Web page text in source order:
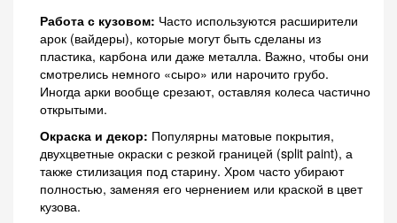
Работа с кузовом: Часто используются расширители
арок (вайдеры), которые могут быть сделаны из
пластика, карбона или даже металла. Важно, чтобы они
смотрелись немного «сыро» или нарочито грубо.
Иногда арки вообще срезают, оставляя колеса частично
открытыми.
Окраска и декор: Популярны матовые покрытия,
двухцветные окраски с резкой границей (split paint), а
также стилизация под старину. Хром часто убирают
полностью, заменяя его чернением или краской в цвет
кузова.